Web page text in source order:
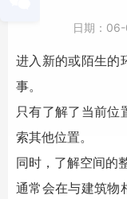
日期：
进入新的或陌生的
事。
只有了解了当前位
索其他位置。
同时，了解空间的
通常会在与建筑物